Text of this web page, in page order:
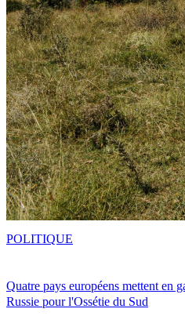
Quatre pays européens mettent en
Russie pour l'Ossétie du Sud
POLITIQUE